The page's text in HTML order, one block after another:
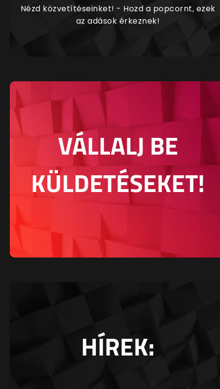
Nézd közvetítéseinket! - Hozd a popcornt, ezek
az adások érkeznek!
VÁLLALJ BE
KÜLDETÉSEKET!
HÍREK: